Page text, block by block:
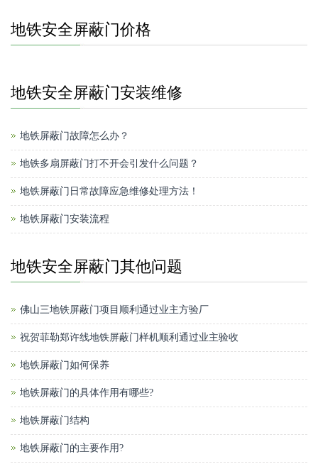
地铁安全屏蔽门价格
地铁安全屏蔽门安装维修
地铁屏蔽门故障怎么办？
地铁多扇屏蔽门打不开会引发什么问题？
地铁屏蔽门日常故障应急维修处理方法！
地铁屏蔽门安装流程
地铁安全屏蔽门其他问题
佛山三地铁屏蔽门项目顺利通过业主方验厂
祝贺菲勒郑许线地铁屏蔽门样机顺利通过业主验收
地铁屏蔽门如何保养
地铁屏蔽门的具体作用有哪些?
地铁屏蔽门结构
地铁屏蔽门的主要作用?